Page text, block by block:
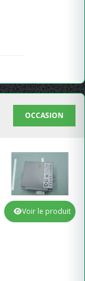
OCCASION
Voir le produit